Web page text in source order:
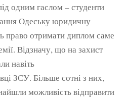
одним гаслом – студенти
Одеську юридичну
право отримати диплом саме
Відзначу, що на захист
навіть
ЗСУ. Більше сотні з них,
можливість відправити